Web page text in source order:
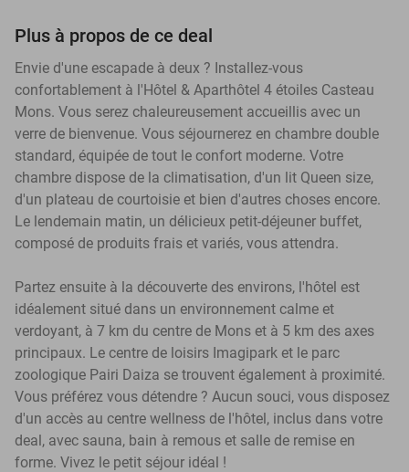
Plus à propos de ce deal
Envie d'une escapade à deux ? Installez-vous
confortablement à l'Hôtel & Aparthôtel 4 étoiles Casteau
Mons. Vous serez chaleureusement accueillis avec un
verre de bienvenue. Vous séjournerez en chambre double
standard, équipée de tout le confort moderne. Votre
chambre dispose de la climatisation, d'un lit Queen size,
d'un plateau de courtoisie et bien d'autres choses encore.
Le lendemain matin, un délicieux petit-déjeuner buffet,
composé de produits frais et variés, vous attendra.
Partez ensuite à la découverte des environs, l'hôtel est
idéalement situé dans un environnement calme et
verdoyant, à 7 km du centre de Mons et à 5 km des axes
principaux. Le centre de loisirs Imagipark et le parc
zoologique Pairi Daiza se trouvent également à proximité.
Vous préférez vous détendre ? Aucun souci, vous disposez
d'un accès au centre wellness de l'hôtel, inclus dans votre
deal, avec sauna, bain à remous et salle de remise en
forme. Vivez le petit séjour idéal !